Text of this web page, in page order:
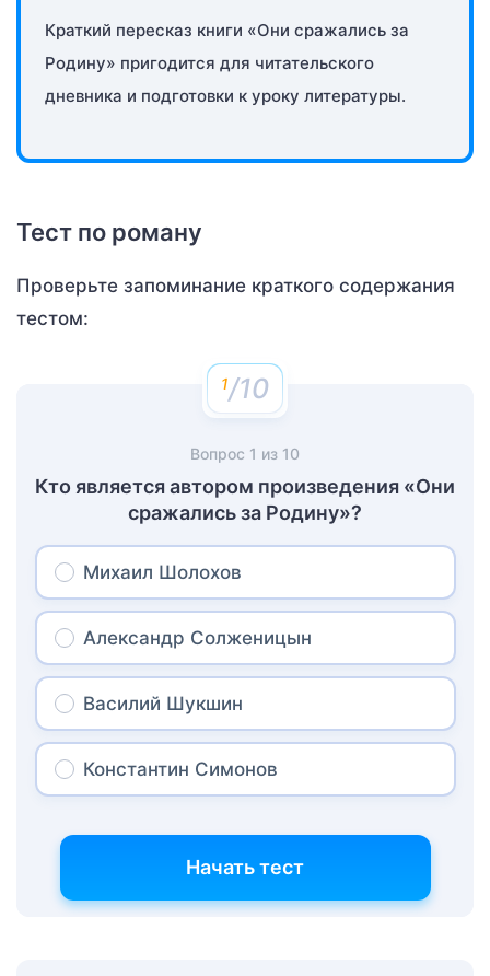
Краткий пересказ книги «Они сражались за
Родину» пригодится для читательского
дневника и подготовки к уроку литературы.
Тест по роману
Проверьте запоминание краткого содержания
тестом:
/10
Вопрос 1 из 10
Кто является автором произведения «Они
сражались за Родину»?
Михаил Шолохов
Александр Солженицын
Василий Шукшин
Константин Симонов
Начать тест